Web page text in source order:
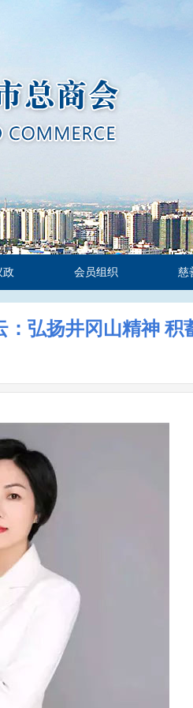
政 会员组织 慈
：弘扬井冈山精神 积